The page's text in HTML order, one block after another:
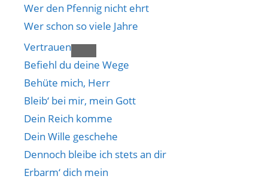
Wer den Pfennig nicht ehrt
Wer schon so viele Jahre
Vertrauen
Befiehl du deine Wege
Behüte mich, Herr
Bleib‘ bei mir, mein Gott
Dein Reich komme
Dein Wille geschehe
Dennoch bleibe ich stets an dir
Erbarm‘ dich mein